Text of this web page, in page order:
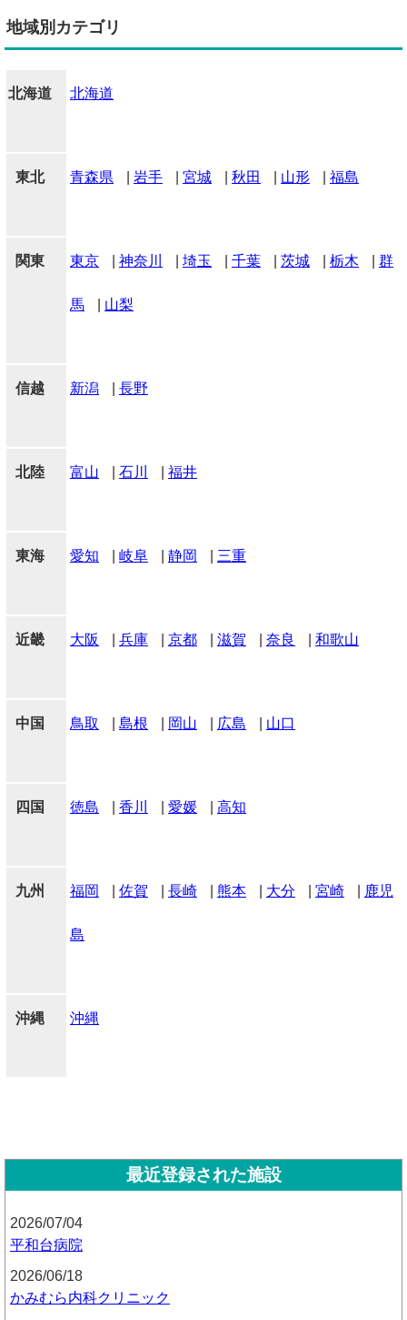
地域別カテゴリ
北海道 北海道
東北 青森県 岩手 宮城 秋田 山形 福島
関東 東京 神奈川 埼玉 千葉 茨城 栃木 群
馬 山梨
信越 新潟 長野
北陸 富山 石川 福井
東海 愛知 岐阜 静岡 三重
近畿 大阪 兵庫 京都 滋賀 奈良 和歌山
中国 鳥取 島根 岡山 広島 山口
四国 徳島 香川 愛媛 高知
九州 福岡 佐賀 長崎 熊本 大分 宮崎 鹿児
島
沖縄 沖縄
最近登録された施設
2026/07/04
平和台病院
2026/06/18
かみむら内科クリニック